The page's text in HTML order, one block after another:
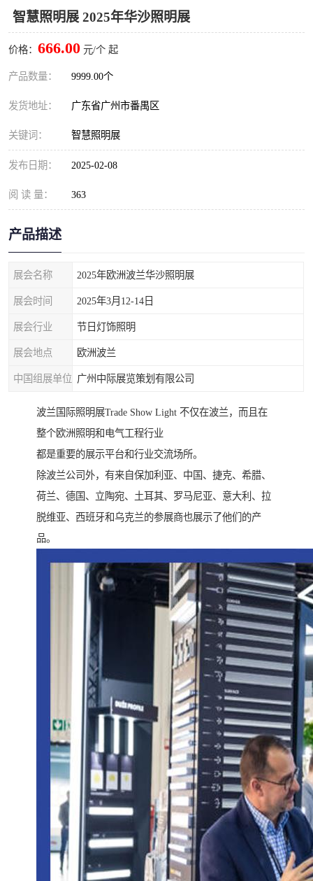
智慧照明展 2025年华沙照明展
价格： 666.00 元/个 起
产品数量： 9999.00个
发货地址： 广东省广州市番禺区
关键词： 智慧照明展
发布日期： 2025-02-08
阅 读 量： 363
产品描述
展会名称 2025年欧洲波兰华沙照明展
展会时间 2025年3月12-14日
展会行业 节日灯饰照明
展会地点 欧洲波兰
中国组展单位 广州中际展览策划有限公司
波兰国际照明展Trade Show Light 不仅在波兰，而且在
整个欧洲照明和电气工程行业
都是重要的展示平台和行业交流场所。
除波兰公司外，有来自保加利亚、中国、捷克、希腊、
荷兰、德国、立陶宛、土耳其、罗马尼亚、意大利、拉
脱维亚、西班牙和乌克兰的参展商也展示了他们的产
品。